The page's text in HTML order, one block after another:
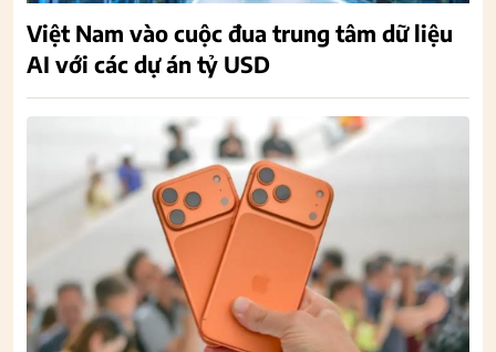
Việt Nam vào cuộc đua trung tâm dữ liệu
AI với các dự án tỷ USD